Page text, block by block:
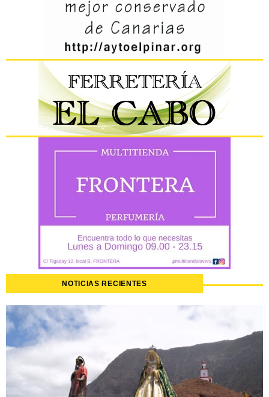
NOTICIAS RECIENTES